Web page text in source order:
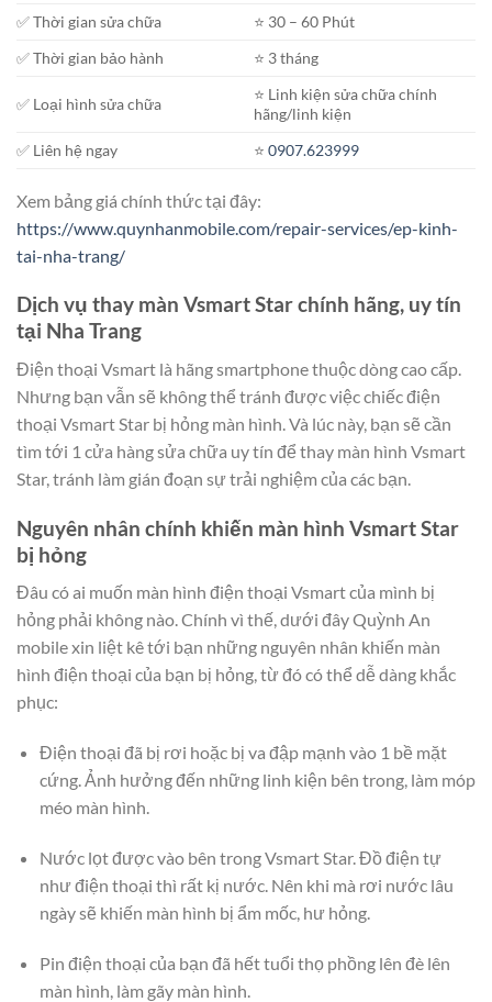
✅ Thời gian sửa chữa
⭐️ 30 – 60 Phút
✅ Thời gian bảo hành
⭐️ 3 tháng
✅ Loại hình sửa chữa
⭐️ Linh kiện sửa chữa chính
hãng/linh kiện
✅ Liên hệ ngay
⭐️0907.623999
Xem bảng giá chính thức tại đây:
https://www.quynhanmobile.com/repair-services/ep-kinh-
tai-nha-trang/
Dịch vụ thay màn Vsmart Star chính hãng, uy tín
tại Nha Trang
Điện thoại Vsmart là hãng smartphone thuộc dòng cao cấp.
Nhưng bạn vẫn sẽ không thể tránh được việc chiếc điện
thoại Vsmart Star bị hỏng màn hình. Và lúc này, bạn sẽ cần
tìm tới 1 cửa hàng sửa chữa uy tín để thay màn hình Vsmart
Star, tránh làm gián đoạn sự trải nghiệm của các bạn.
Nguyên nhân chính khiến màn hình Vsmart Star
bị hỏng
Đâu có ai muốn màn hình điện thoại Vsmart của mình bị
hỏng phải không nào. Chính vì thế, dưới đây Quỳnh An
mobile xin liệt kê tới bạn những nguyên nhân khiến màn
hình điện thoại của bạn bị hỏng, từ đó có thể dễ dàng khắc
phục:
Điện thoại đã bị rơi hoặc bị va đập mạnh vào 1 bề mặt
cứng. Ảnh hưởng đến những linh kiện bên trong, làm móp
méo màn hình.
Nước lọt được vào bên trong Vsmart Star. Đồ điện tự
như điện thoại thì rất kị nước. Nên khi mà rơi nước lâu
ngày sẽ khiến màn hình bị ẩm mốc, hư hỏng.
Pin điện thoại của bạn đã hết tuổi thọ phồng lên đè lên
màn hình, làm gãy màn hình.